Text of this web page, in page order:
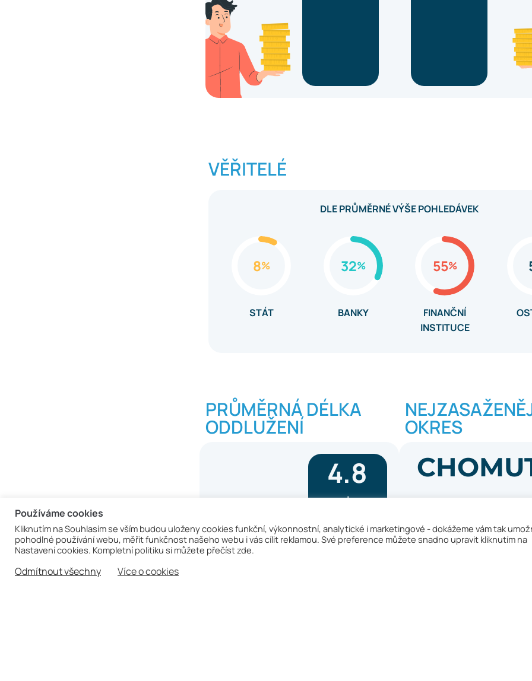
VĚŘITELÉ​
DLE PRŮMĚRNÉ VÝŠE POHLEDÁVEK
8%
STÁT
32%
BANKY
55%
FINANČNÍ
INSTITUCE
PRŮMĚRNÁ DÉLKA
ODDLUŽENÍ
4.8
roku
OKRES
Používáme cookies
Kliknutím na Souhlasím se vším budou uloženy cookies funkční, výkonnostní, analytické i marketingové - dokážeme vám tak
pohodlné používání webu, měřit funkčnost našeho webu i vás cílit reklamou. Své preference můžete snadno upravit kliknutím na
Nastavení cookies. Kompletní politiku si můžete přečíst zde.
Odmítnout všechny Více o cookies